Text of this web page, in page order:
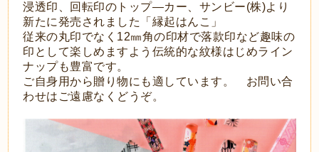
浸透印、回転印のトップ―カー、サンビー(株)より
新たに発売されました「縁起はんこ」
従来の丸印でなく12㎜角の印材で落款印など趣味の
印として楽しめますよう伝統的な紋様はじめライン
ナップも豊富です。
ご自身用から贈り物にも適しています。 お問い合
わせはご遠慮なくどうぞ。